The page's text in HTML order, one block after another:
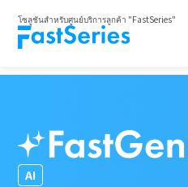
โซลูชันสำหรับศูนย์บริการลูกค้า "FastSeries"
AI